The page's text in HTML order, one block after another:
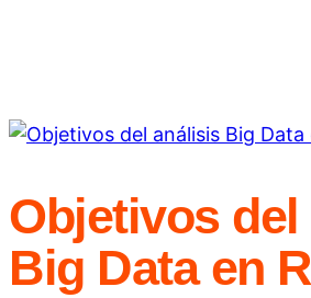
Objetivos
Big Data en